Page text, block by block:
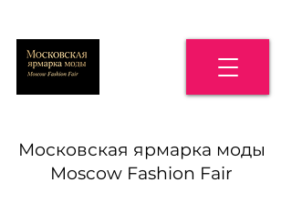
Московская ярмарка моды
Moscow Fashion Fair